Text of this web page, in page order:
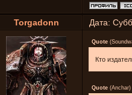
Torgadonn Дата:
Quote (
Кто
Quote (Anchar)